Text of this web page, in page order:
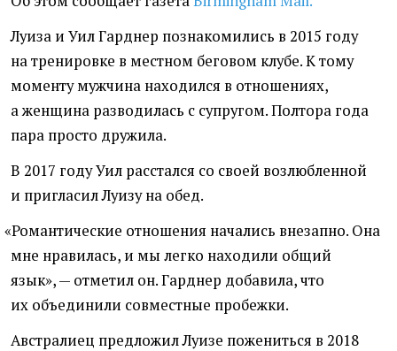
Луиза и Уил Гарднер познакомились в 2015 году
на тренировке в местном беговом клубе. К тому
моменту мужчина находился в отношениях,
а женщина разводилась с супругом. Полтора года
пара просто дружила.
В 2017 году Уил расстался со своей возлюбленной
и пригласил Луизу на обед.
«Романтические отношения начались внезапно. Она
мне нравилась, и мы легко находили общий
язык», — отметил он. Гарднер добавила, что
их объединили совместные пробежки.
Австралиец предложил Луизе пожениться в 2018